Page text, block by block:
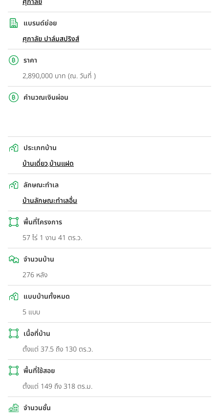
แบรนด์ย่อย
ศุภาลัย ปาล์มสปริงส์
ราคา
2,890,000 บาท (ณ. วันที่ )
คำนวณเงินผ่อน
ประเภทบ้าน
บ้านเดี่ยว,บ้านแฝด
ลักษณะทำเล
บ้านลักษณะทำเลอื่น
พื้นที่โครงการ
57 ไร่ 1 งาน 41 ตร.ว.
จำนวนบ้าน
276 หลัง
แบบบ้านทั้งหมด
5 แบบ
เนื้อที่บ้าน
ตั้งแต่ 37.5 ถึง 130 ตร.ว.
พื้นที่ใช้สอย
ตั้งแต่ 149 ถึง 318 ตร.ม.
จำนวนชั้น